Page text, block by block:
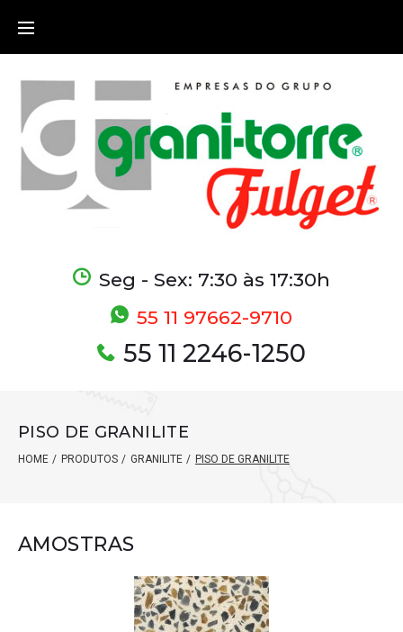
Seg - Sex: 7:30 às 17:30h
55 11 97662-9710
55 11 2246-1250
PISO DE GRANILITE
HOME / PRODUTOS / GRANILITE / PISO DE GRANILITE
AMOSTRAS